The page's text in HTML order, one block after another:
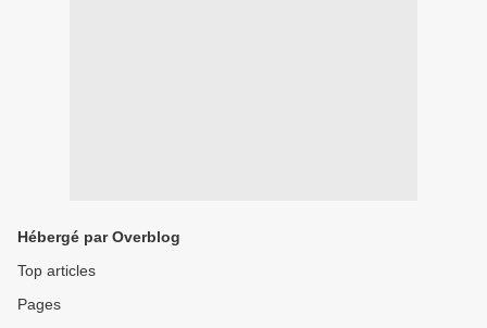
Hébergé par Overblog
Top articles
Pages